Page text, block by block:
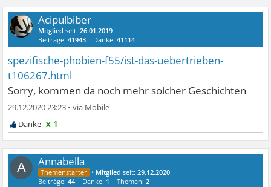
Acipulbiber
Mitglied seit:26.01.2019
Beiträge:41943 Danke:41114
spezifische-phobien-f55/ist-das-uebertrieben-
t106267.html
Sorry, kommen da noch mehr solcher Geschichten
29.12.2020 23:23 •
x 1
A Annabella
• Mitglied seit:29.12.2020
Beiträge:44 Danke: 1 Themen:2